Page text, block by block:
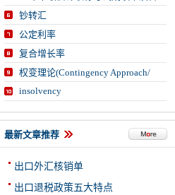
钞转汇
公定利率
复合增长率
权变理论(Contingency Approach/
insolvency
最新文章推荐
出口外汇核销单
出口退税政策五大特点